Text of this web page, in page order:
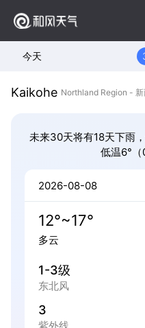
今天
Kaikohe Northland Region - 新
未来30天将有18天下雨
低温6°（
2026-08-08
12°~17°
多云
1-3级
东北风
3